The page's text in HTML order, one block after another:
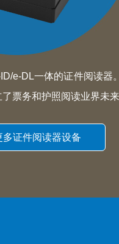
多证件阅读器设备
e-DL一体的证件阅读器
票务和护照阅读业界未来